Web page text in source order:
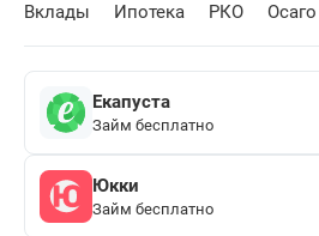
Вклады Ипотека РКО Осаго
Екапуста
Займ бесплатно
Юкки
Займ бесплатно